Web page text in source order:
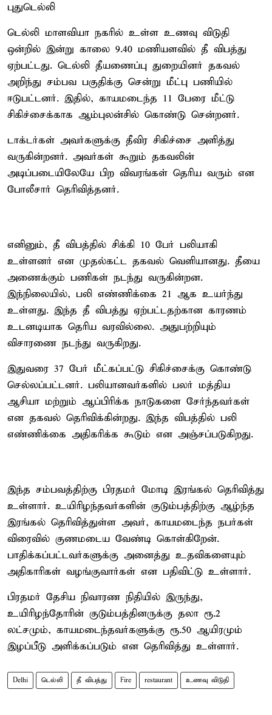
புதுடெல்லி
டெல்லி மாளவியா நகரில் உள்ள உணவு விடுதி
ஒன்றில் இன்று காலை 9.40 மணியளவில் தீ விபத்து
ஏற்பட்டது. டெல்லி தீயணைப்பு துறையினர் தகவல்
அறிந்து சம்பவ பகுதிக்கு சென்று மீட்பு பணியில்
ஈடுபட்டனர். இதில், காயமடைந்த 11 பேரை மீட்டு
சிகிச்சைக்காக ஆம்புலன்சில் கொண்டு சென்றனர்.
டாக்டர்கள் அவர்களுக்கு தீவிர சிகிச்சை அளித்து
வருகின்றனர். அவர்கள் கூறும் தகவலின்
அடிப்படையிலேயே பிற விவரங்கள் தெரிய வரும் என
போலீசார் தெரிவித்தனர்.
எனினும், தீ விபத்தில் சிக்கி 10 பேர் பலியாகி
உள்ளனர் என முதல்கட்ட தகவல் வெளியானது. தீயை
அணைக்கும் பணிகள் நடந்து வருகின்றன.
இந்நிலையில், பலி எண்ணிக்கை 21 ஆக உயர்ந்து
உள்ளது. இந்த தீ விபத்து ஏற்பட்டதற்கான காரணம்
உடனடியாக தெரிய வரவில்லை. அதுபற்றியும்
விசாரணை நடந்து வருகிறது.
இதுவரை 37 பேர் மீட்கப்பட்டு சிகிச்சைக்கு கொண்டு
செல்லப்பட்டனர். பலியானவர்களில் பலர் மத்திய
ஆசியா மற்றும் ஆப்பிரிக்க நாடுகளை சேர்ந்தவர்கள்
என தகவல் தெரிவிக்கின்றது. இந்த விபத்தில் பலி
எண்ணிக்கை அதிகரிக்க கூடும் என அஞ்சப்படுகிறது.
இந்த சம்பவத்திற்கு பிரதமர் மோடி இரங்கல் தெரிவித்து
உள்ளார். உயிரிழந்தவர்களின் குடும்பத்திற்கு ஆழ்ந்த
இரங்கல் தெரிவித்துள்ள அவர், காயமடைந்த நபர்கள்
விரைவில் குணமடைய வேண்டி கொள்கிறேன்.
பாதிக்கப்பட்டவர்களுக்கு அனைத்து உதவிகளையும்
அதிகாரிகள் வழங்குவார்கள் என பதிவிட்டு உள்ளார்.
பிரதமர் தேசிய நிவாரண நிதியில் இருந்து,
உயிரிழந்தோரின் குடும்பத்தினருக்கு தலா ரூ.2
லட்சமும், காயமடைந்தவர்களுக்கு ரூ.50 ஆயிரமும்
இழப்பீடு அளிக்கப்படும் என தெரிவித்து உள்ளார்.
Delhi டெல்லி தீ விபத்து Fire restaurant உணவு விடுதி